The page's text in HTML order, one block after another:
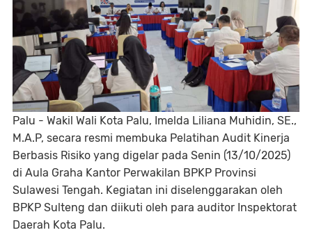
Palu - Wakil Wali Kota Palu, Imelda Liliana Muhidin, SE.,
M.A.P, secara resmi membuka Pelatihan Audit Kinerja
Berbasis Risiko yang digelar pada Senin (13/10/2025)
di Aula Graha Kantor Perwakilan BPKP Provinsi
Sulawesi Tengah. Kegiatan ini diselenggarakan oleh
BPKP Sulteng dan diikuti oleh para auditor Inspektorat
Daerah Kota Palu.